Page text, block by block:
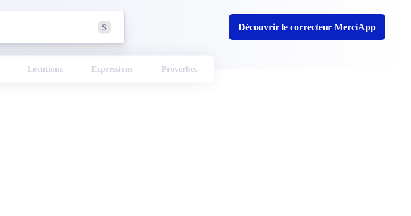
S Découvrir le correcteur MerciApp
Locutions Expressions Proverbes